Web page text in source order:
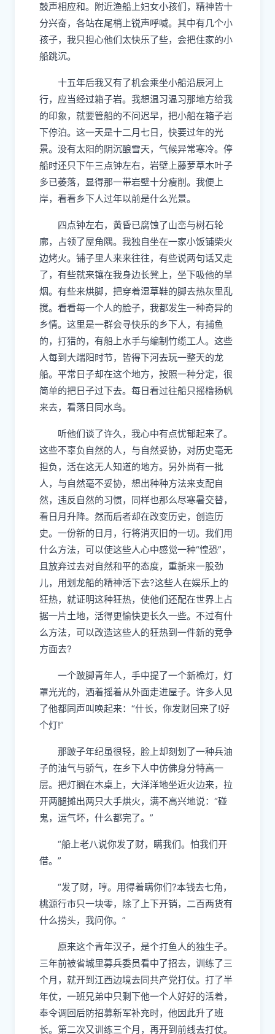
鼓声相应和。附近渔船上妇女小孩们，精神皆十
分兴奋，各站在尾梢上锐声呼喊。其中有几个小
孩子，我只担心他们太快乐了些，会把住家的小
船跳沉。
十五年后我又有了机会乘坐小船沿辰河上
行，应当经过箱子岩。我想温习温习那地方给我
的印象，就要管船的不问迟早，把小船在箱子岩
下停泊。这一天是十二月七日，快要过年的光
景。没有太阳的阴沉酿雪天，气候异常寒冷。停
船时还只下午三点钟左右，岩壁上藤萝草木叶子
多已萎落，显得那一带岩壁十分瘦削。我便上
岸，看看乡下人过年以前是什么光景。
四点钟左右，黄昏已腐蚀了山峦与树石轮
廓，占领了屋角隅。我独自坐在一家小饭铺柴火
边烤火。铺子里人来来往往，有些说两句话又走
了，有些就来镶在我身边长凳上，坐下吸他的旱
烟。有些来烘脚，把穿着湿草鞋的脚去热灰里乱
搅。看看每一个人的脸子，我都发生一种奇异的
乡情。这里是一群会寻快乐的乡下人，有捕鱼
的，打猎的，有船上水手与编制竹缆工人。这些
人每到大端阳时节，皆得下河去玩一整天的龙
船。平常日子却在这个地方，按照一种分定，很
简单的把日子过下去。每日看过往船只摇橹扬帆
来去，看落日同水鸟。
听他们谈了许久，我心中有点忧郁起来了。
这些不辜负自然的人，与自然妥协，对历史毫无
担负，活在这无人知道的地方。另外尚有一批
人，与自然毫不妥协，想出种种方法来支配自
然，违反自然的习惯，同样也那么尽寒暑交替，
看日月升降。然而后者却在改变历史，创造历
史。一份新的日月，行将消灭旧的一切。我们用
什么方法，可以使这些人心中感觉一种“惶恐”，
且放弃过去对自然和平的态度，重新来一股劲
儿，用划龙船的精神活下去?这些人在娱乐上的
狂热，就证明这种狂热，使他们还配在世界上占
据一片土地，活得更愉快更长久一些。不过有什
么方法，可以改造这些人的狂热到一件新的竞争
方面去?
一个跛脚青年人，手中提了一个新桅灯，灯
罩光光的，洒着摇着从外面走进屋子。许多人见
了他都同声叫唤起来：“什长，你发财回来了!好
个灯!”
那跛子年纪虽很轻，脸上却刻划了一种兵油
子的油气与骄气，在乡下人中仿佛身分特高一
层。把灯搁在木桌上，大洋洋地坐近火边来，拉
开两腿摊出两只大手烘火，满不高兴地说：“碰
鬼，运气坏，什么都完了。”
“船上老八说你发了财，瞒我们。怕我们开
借。”
“发了财，哼。用得着瞒你们?本钱去七角，
桃源行市只一块零，除了上下开销，二百两货有
什么捞头，我问你。”
原来这个青年汉子，是个打鱼人的独生子。
三年前被省城里募兵委员看中了招去，训练了三
个月，就开到江西边境去同共产党打仗。打了半
年仗，一班兄弟中只剩下他一个人好好的活着，
奉令调回后防招募新军补充时，他因此升了班
长。第二次又训练三个月，再开到前线去打仗。